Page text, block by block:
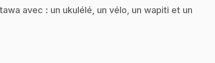
avec : un ukulélé, un vélo, un wapiti et un